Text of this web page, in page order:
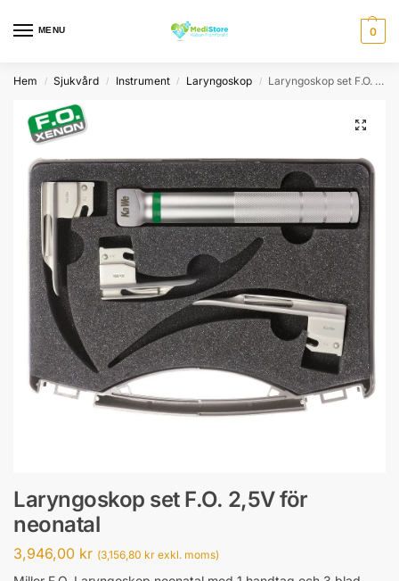
MENU 0
Hem / Sjukvård / Instrument / Laryngoskop / Laryngoskop set F.O. 2,5V för neonatal
Laryngoskop set F.O. 2,5V för
neonatal
3,946,00 kr (3,156,80 kr exkl. moms)